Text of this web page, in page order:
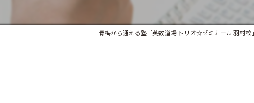
受験対策
青梅から通える塾「英数道場 トリオ☆ゼミナール 羽村校」